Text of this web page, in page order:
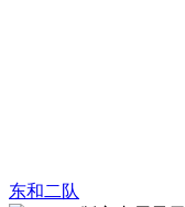
东和二队